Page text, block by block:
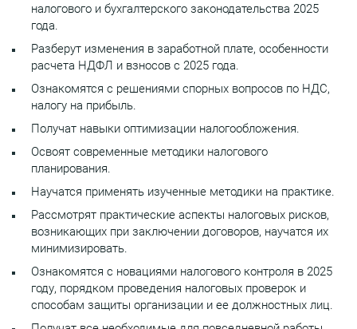
налогового и бухгалтерского законодательства 2025
года.
Разберут изменения в заработной плате, особенности
расчета НДФЛ и взносов с 2025 года.
Ознакомятся с решениями спорных вопросов по НДС,
налогу на прибыль.
Получат навыки оптимизации налогообложения.
Освоят современные методики налогового
планирования.
Научатся применять изученные методики на практике.
Рассмотрят практические аспекты налоговых рисков,
возникающих при заключении договоров, научатся их
минимизировать.
Ознакомятся с новациями налогового контроля в 2025
году, порядком проведения налоговых проверок и
способам защиты организации и ее должностных лиц.